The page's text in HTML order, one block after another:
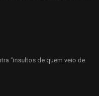
“insultos de quem veio de